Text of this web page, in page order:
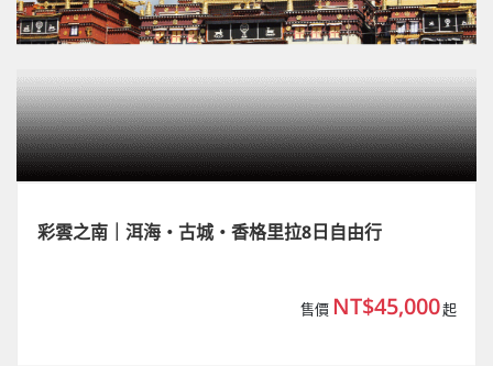
彩雲之南｜洱海‧古城‧香格里拉8日自由行
售價 NT$45,000起